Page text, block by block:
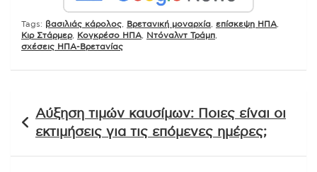
Tags: βασιλιάς κάρολος Βρετανική μοναρχία επίσκεψη ΗΠΑ
Κιρ Στάρμερ, Κογκρέσο ΗΠΑ Ντόναλντ Τράμπ
σχέσεις ΗΠΑ-Βρετανίας
άρθρων
Αύξηση τιμών καυσίμων: Ποιες είναι οι
εκτιμήσεις για τις επόμενες ημέρες;